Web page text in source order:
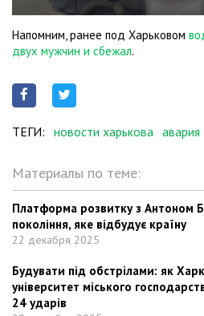
Напомним, ранее под Харьковом
двух мужчин и сбежал.
ТЕГИ: новости харькова авария
Материалы по теме:
Платформа розвитку з Антоном
покоління, яке відбудує країну
22 декабря 2025
Будувати під обстрілами: як
університет міського
24 ударів